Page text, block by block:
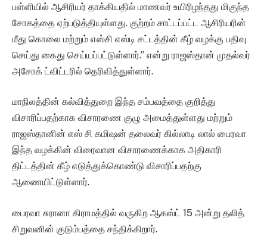
பள்ளியில் ஆசிரியர் தாக்கியதில் மாணவர் உயிரிழந்தது மிகுந்த
சோகத்தை ஏற்படுத்தியுள்ளது. குற்றம் சாட்டப்பட்ட ஆசிரியரின்
மீது கொலை மற்றும் எஸ்சி எஸ்டி சட்டத்தின் கீழ் வழக்கு பதிவு
செய்து கைது செய்யப்பட்டுள்ளார்.” என்று ராஜஸ்தான் முதல்வர்
அசோக் ட்விட்டரில் தெரிவித்துள்ளார்.
மாநிலத்தின் கல்வித்துறை இந்த சம்பவத்தை குறித்து
விசாரிப்பதற்காக விசாரணை குழு அமைத்துள்ளது மற்றும்
ராஜஸ்தானின் எஸ் சி கமிஷன் தலைவர் கில்லாடி லால் பைரவா
இந்த வழக்கின் விரைவான விசாரணைக்காக அதிகாரி
திட்டத்தின் கீழ் எடுத்துக்கொண்டு விசாரிப்பதற்கு
ஆணையிட்டுள்ளார்.
பைரவா சுரானா கிராமத்தில் வருகிற ஆகஸ்ட் 15 அன்று தலித்
சிறுவனின் குடும்பத்தை சந்திக்கிறார்.